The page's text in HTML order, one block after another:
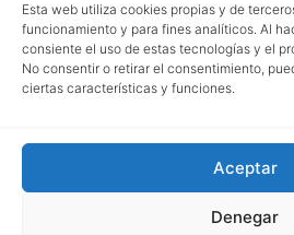
Esta web utiliza cookies propias y de
funcionamiento y para fines analíticos. Al
consiente el uso de estas tecnologías y el
No consentir o retirar el consentimiento,
ciertas características y funciones.
Aceptar
Denegar